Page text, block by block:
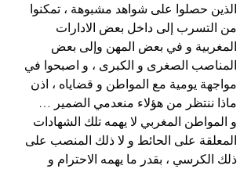
الذين حصلوا على شواهد مشبوهة ، تمكنوا
من التسرب إلى داخل بعض الادارات
المغربية و في بعض المهن وإلى بعض
المناصب الصغرى و الكبرى ، و اصبحوا في
مواجهة يومية مع المواطن و قضاياه ، اذن
ماذا ننتظر من هؤلاء منعدمي الضمير …
و المواطن المغربي لا يهمه تلك الشهادات
المعلقة على الحائط و لا ذلك المنصب على
ذلك الكرسي ، بقدر ما يهمه الاحترام و